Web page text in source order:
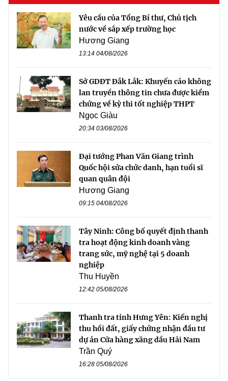
Yêu cầu của Tổng Bí thư, Chủ tịch
nước về sắp xếp trường học
Hương Giang
13:14 04/08/2026
Sở GDĐT Đắk Lắk: Khuyến cáo không
lan truyền thông tin chưa được kiểm
chứng về kỳ thi tốt nghiệp THPT
Ngọc Giàu
20:34 03/08/2026
Đại tướng Phan Văn Giang trình
Quốc hội sửa chức danh, hạn tuổi sĩ
quan quân đội
Hương Giang
09:15 04/08/2026
Tây Ninh: Công bố quyết định thanh
tra hoạt động kinh doanh vàng
trang sức, mỹ nghệ tại 5 doanh
nghiệp
Thu Huyền
12:42 05/08/2026
Thanh tra tỉnh Hưng Yên: Kiến nghị
thu hồi đất, giấy chứng nhận đầu tư
dự án Cửa hàng xăng dầu Hải Nam
Trần Quý
16:28 05/08/2026